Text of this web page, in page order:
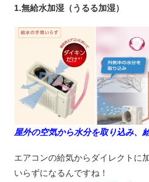
1.無給水加湿（うるる加湿）
屋外の空気から水分を取り込み、
エアコンの給気からダイレクトに
いらずになるんですね！